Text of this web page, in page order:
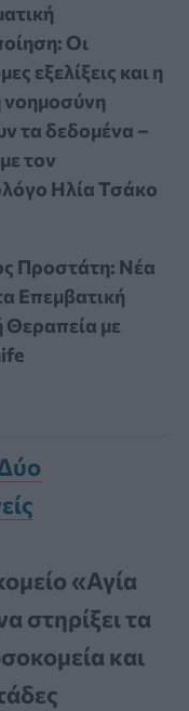
Οι
εξελίξεις και η
νοημοσύνη
τα δεδομένα –
τον
Ηλία Τσάκο
Προστάτη: Νέα
Επεμβατική
Θεραπεία με
«Αγία
στηρίξει τα
και